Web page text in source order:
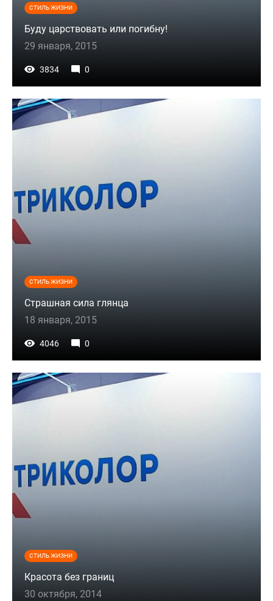
СТИЛЬ ЖИЗНИ
Буду царствовать или погибну!
29 января, 2015
3834 0
СТИЛЬ ЖИЗНИ
Страшная сила глянца
18 января, 2015
4046 0
СТИЛЬ ЖИЗНИ
Красота без границ
30 октября, 2014